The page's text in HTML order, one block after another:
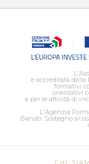
è accreditata
formativi
orientativi
e per le attività di
L'Agenzia
Bando: Sostegno al